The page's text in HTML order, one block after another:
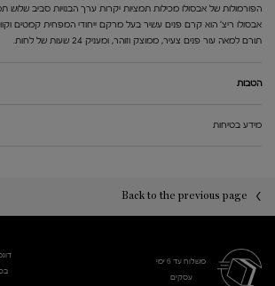
הפורמולות של אבסולו מכילות תמציות יקרות ערך הבנויות סביב שלוש
אבסולו ריצ' הוא קרם פנים עשיר בעל מרקם ייחודי המפחית קמטים
תורם למאה עור פנים צעיר, ממוצק וזוהר, ומעניק 24 שעות של לחות.
הטבות
מידע בטיחות
Back to the previous page
משלוח עד 6 ימי
עסקים​